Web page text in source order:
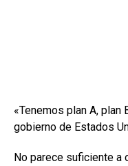
«Tenemos plan A, plan
gobierno de Estados
No parece suficiente a